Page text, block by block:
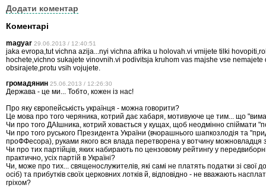
Додати коментар
Коментарі
magyar 29.06.2013 / 12:40:51
jaka evropa,tut vichna azija...nyi vichna afrika u holovah.vi vmijete tilki
hochete,vichno sukajete vinovnih.vi podivitsja kruhom vas majshe vse nemajete
obsirajete,protu vsih vojujete.
громадянин 25.06.2013 / 12:26:30
Держава - це ми... Тобто, кожен із нас!
Про яку європейськість українця - можна говорити?
Це мова про того черяника, котрий дає хабаря, мотивуюче це тим... що
Чи про того ДАІшника, котрий ховається у кущах, щоб неодмінно спіймати
Чи про того руського Президента України (вчорашнього шапкозлодія та
проФФесора), руками якого вся влада перетворена у вотчину можновладця
Чи про тих партійців, яких набирають по цензовому рейтингу у
практично, усіх партій в Україні?
Чи, може про тих... священослужителів, які самі не платять податки зі свої
осіб) та прибутків своїх церковних лотків й, відповідно - не вважають
гріхом?